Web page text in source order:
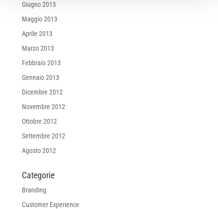
Giugno 2013
Maggio 2013
Aprile 2013
Marzo 2013
Febbraio 2013
Gennaio 2013
Dicembre 2012
Novembre 2012
Ottobre 2012
Settembre 2012
Agosto 2012
Categorie
Branding
Customer Experience